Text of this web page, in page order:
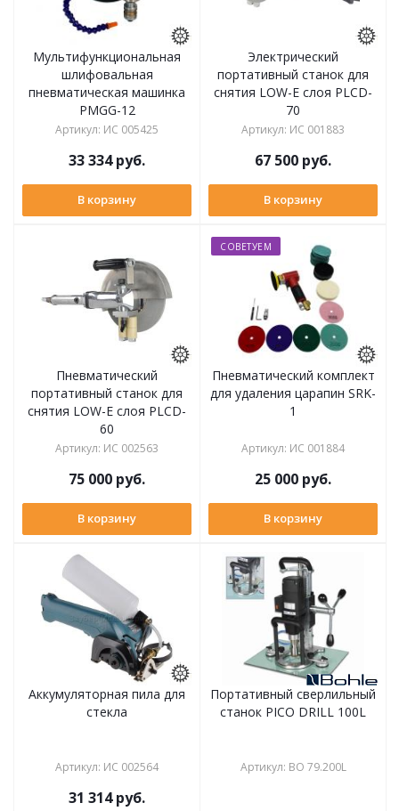
Мультифункциональная
шлифовальная
пневматическая машинка
PMGG-12
Артикул: ИС 005425
33 334руб.
В корзину
Электрический
портативный станок для
снятия LOW-E слоя PLCD-
70
Артикул: ИС 001883
67 500 руб.
В корзину
Пневматический
портативный станок для
снятия LOW-E слоя PLCD-
60
Артикул: ИС 002563
75 000 руб.
В корзину
СОВЕТУЕМ
Пневматический комплект
для удаления царапин SRK-
1
Артикул: ИС 001884
25 000 руб.
В корзину
Аккумуляторная пила для
стекла
Артикул: ИС 002564
31 314руб.
Портативный сверлильный
станок PICO DRILL 100L
Артикул: BO 79.200L